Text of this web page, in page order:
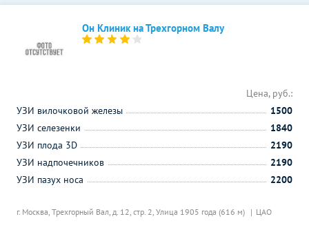
Он Клиник на Трехгорном Валу
г. Москва, Трехгорный Вал, д. 12, стр. 2, Улица 1905 года (616 м) ЦАО
Цена, руб.:
УЗИ вилочковой железы
1500
УЗИ селезенки
1840
УЗИ плода 3D
2190
УЗИ надпочечников
2190
УЗИ пазух носа
2200